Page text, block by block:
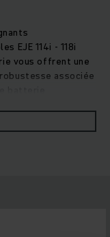
EJE 114i - 118i
vous offrent une
associée
lithium-ion encore
pour une
230 V, la